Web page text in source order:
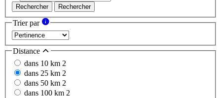
Rechercher Rechercher
Trier par
Distance
dans 10 km 2
dans 25 km 2
dans 50 km 2
dans 100 km 2